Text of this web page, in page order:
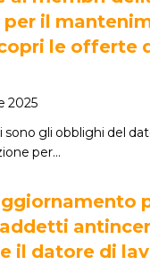
per il
le offerte
2025
sono gli obblighi del
per…
il datore di